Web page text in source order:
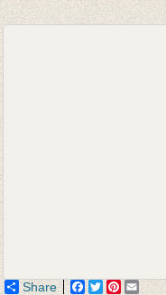
Share Facebook
TwitterPinterest